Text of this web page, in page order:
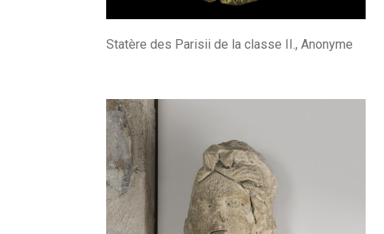
Statère des Parisii de la classe II., Anonyme